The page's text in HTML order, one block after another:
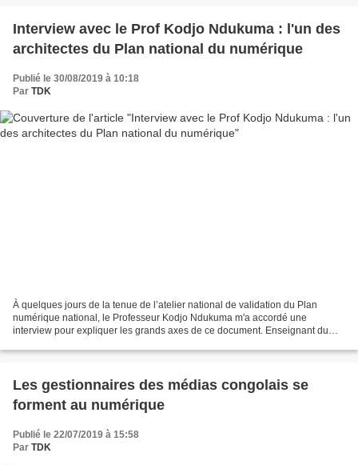
Interview avec le Prof Kodjo Ndukuma : l'un des
architectes du Plan national du numérique
Publié le 30/08/2019 à 10:18
Par TDK
À quelques jours de la tenue de l’atelier national de validation du Plan
numérique national, le Professeur Kodjo Ndukuma m'a accordé une
interview pour expliquer les grands axes de ce document. Enseignant du
Les gestionnaires des médias congolais se
forment au numérique
Publié le 22/07/2019 à 15:58
Par TDK